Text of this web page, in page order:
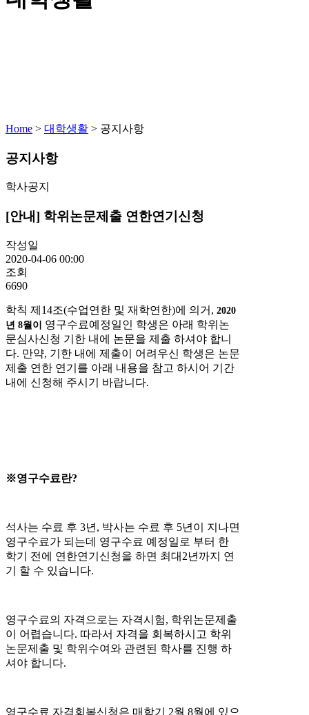
Home > 대학생활 > 공지사항
공지사항
학사공지
[안내] 학위논문제출 연한연기신청
작성일
2020-04-06 00:00
조회
6690
학칙 제14조(수업연한 및 재학연한)에 의거, 2020
년 8월이 영구수료예정일인 학생은 아래 학위논
문심사신청 기한 내에 논문을 제출 하셔야 합니
다. 만약, 기한 내에 제출이 어려우신 학생은 논문
제출 연한 연기를 아래 내용을 참고 하시어 기간
내에 신청해 주시기 바랍니다.
※영구수료란?
석사는 수료 후 3년, 박사는 수료 후 5년이 지나면
영구수료가 되는데 영구수료 예정일로 부터 한
학기 전에 연한연기신청을 하면 최대2년까지 연
기 할 수 있습니다.
영구수료의 자격으로는 자격시험, 학위논문제출
이 어렵습니다. 따라서 자격을 회복하시고 학위
논문제출 및 학위수여와 관련된 학사를 진행 하
셔야 합니다.
영구수료 자격회복신청은 매학기 2월 8월에 있으